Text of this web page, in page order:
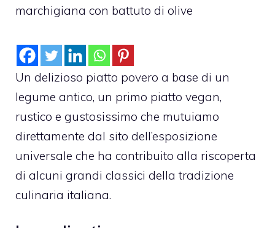
marchigiana con battuto di olive
Un delizioso piatto povero a base di un
legume antico, un primo piatto vegan,
rustico e gustosissimo che mutuiamo
direttamente dal sito dell’esposizione
universale che ha contribuito alla riscoperta
di alcuni grandi classici della tradizione
culinaria italiana.